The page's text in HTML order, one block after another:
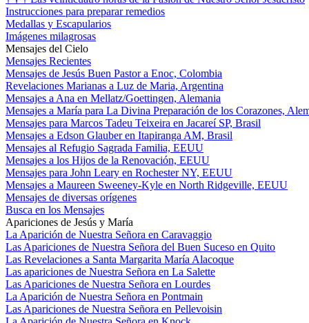
Instrucciones para preparar remedios
Medallas y Escapularios
Imágenes milagrosas
Mensajes del Cielo
Mensajes Recientes
Mensajes de Jesús Buen Pastor a Enoc, Colombia
Revelaciones Marianas a Luz de Maria, Argentina
Mensajes a Ana en Mellatz/Goettingen, Alemania
Mensajes a María para La Divina Preparación de los Corazones,
Mensajes para Marcos Tadeu Teixeira en Jacareí SP, Brasil
Mensajes a Edson Glauber en Itapiranga AM, Brasil
Mensajes al Refugio Sagrada Familia, EEUU
Mensajes a los Hijos de la Renovación, EEUU
Mensajes para John Leary en Rochester NY, EEUU
Mensajes a Maureen Sweeney-Kyle en North Ridgeville, EEUU
Mensajes de diversas orígenes
Busca en los Mensajes
Apariciones de Jesús y María
La Aparición de Nuestra Señora en Caravaggio
Las Apariciones de Nuestra Señora del Buen Suceso en Quito
Las Revelaciones a Santa Margarita María Alacoque
Las apariciones de Nuestra Señora en La Salette
Las Apariciones de Nuestra Señora en Lourdes
La Aparición de Nuestra Señora en Pontmain
Las Apariciones de Nuestra Señora en Pellevoisin